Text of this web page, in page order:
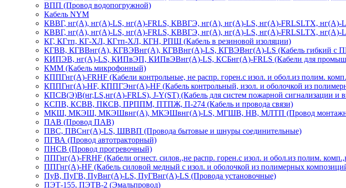
ВПП (Провод водопогружной)
Кабель NYM
КВВГ, нг(А), нг(А)-LS, нг(А)-FRLS, КВВГЭ, нг(А), нг(А)-LS, нг(А)-FRLSLTX,
КВВГ, нг(А), нг(А)-LS, нг(А)-FRLS, КВВГЭ, нг(А), нг(А)-LS, нг(А)-FRLSLTX,
КГ, КГтп, КГ-ХЛ, КГтп-ХЛ, КГН, РПШ (Кабель в резиновой изоляции)
КГВВ, КГВВнг(А), КГВЭВнг(А), КГВВнг(А)-LS, КГВЭВнг(А)-LS (Кабель гибкий с
КИПЭВ, нг(А)-LS, КИПвЭП, КИПвЭВнг(А)-LS, КСБнг(А)-FRLS (Кабели для
КММ (Кабель микрофонный)
КППГнг(А)-FRHF (Кабели контрольные, не распр. горен.с изол. и обол.из полим.
КППГнг(А)-HF, КППГЭнг(А)-HF (Кабель контрольный, изол. и оболочкой из
КПСВ(Э)В(нг,LS,нг(А)-FRLS), J-Y(ST) (Кабель для систем пожарной сигнализации и
КСПВ, КСВВ, ПКСВ, ПРППМ, ПТПЖ, П-274 (Кабель и провода связи)
МКШ, МКЭШ, МКЭШвнг(А), МКЭШвнг(А)-LS, МГШВ, НВ, МЛТП (Провод
ПАВ (Провод ПАВ)
ПВС, ПВСнг(А)-LS, ШВВП (Провода бытовые и шнуры соединительные)
ПГВА (Провод автотракторный)
ПНСВ (Провод прогревочный)
ППГнг(А)-FRHF (Кабели огнест. силов.,не распр. горен.с изол. и обол.из полим.
ППГнг(А)-HF (Кабель силовой медный с изол. и оболочкой из полимерных
ПуВ, ПуГВ, ПуВнг(А)-LS, ПуГВнг(А)-LS (Провода установочные)
ПЭТ-155, ПЭТВ-2 (Эмальпровод)